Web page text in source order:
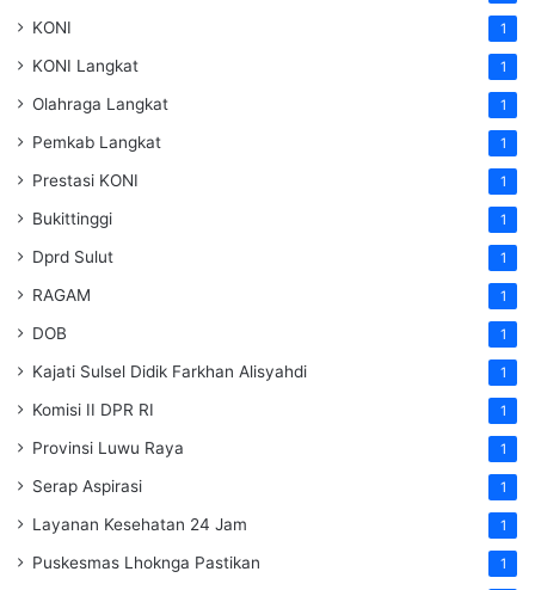
KONI 1
KONI Langkat 1
Olahraga Langkat 1
Pemkab Langkat 1
Prestasi KONI 1
Bukittinggi 1
Dprd Sulut 1
RAGAM 1
DOB 1
Kajati Sulsel Didik Farkhan Alisyahdi 1
Komisi II DPR RI 1
Provinsi Luwu Raya 1
Serap Aspirasi 1
Layanan Kesehatan 24 Jam 1
Puskesmas Lhoknga Pastikan 1